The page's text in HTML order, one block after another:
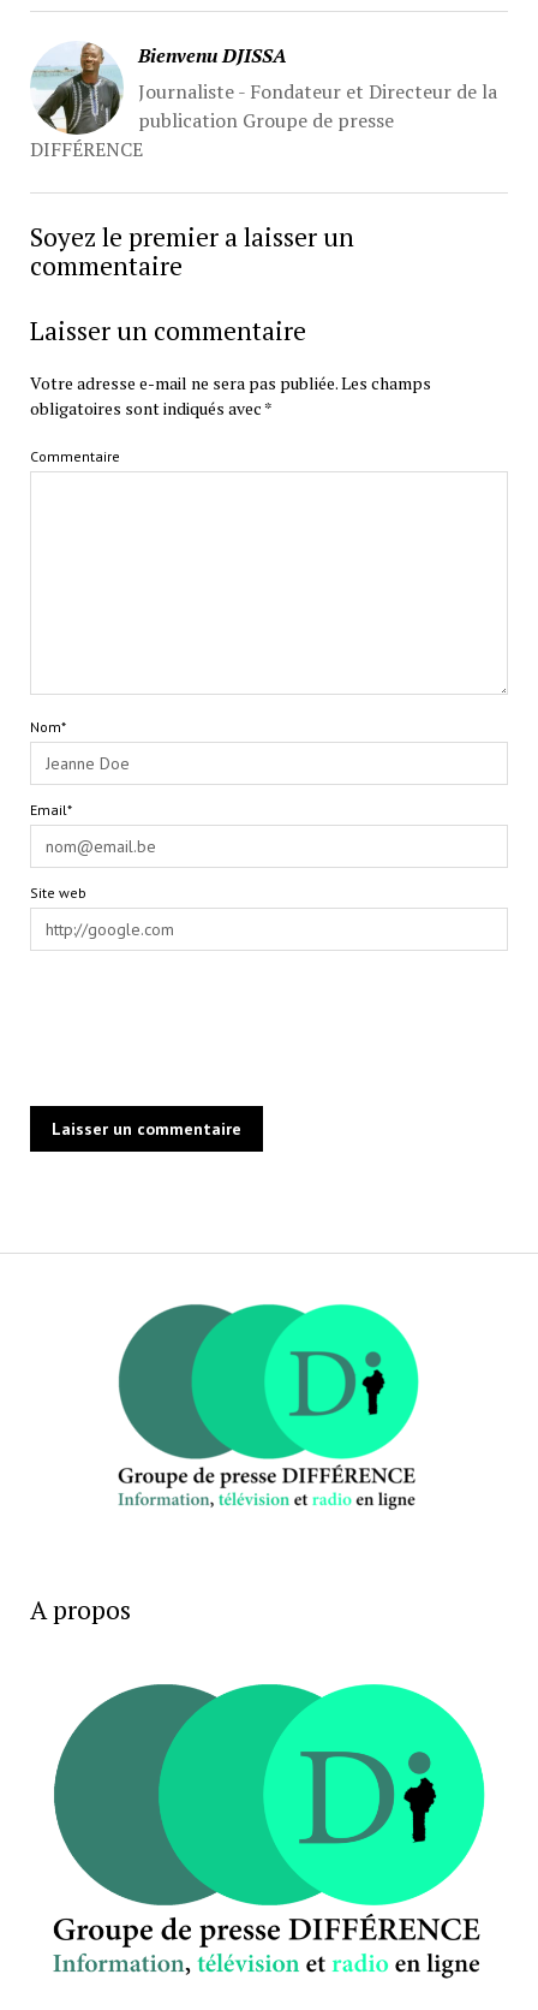
Bienvenu DJISSA
Journaliste - Fondateur et Directeur de la
publication Groupe de presse
DIFFÉRENCE
Soyez le premier a laisser un
commentaire
Laisser un commentaire
Votre adresse e-mail ne sera pas publiée.Les champs
obligatoires sont indiqués avec *
Commentaire
Nom*
Email*
Site web
A propos